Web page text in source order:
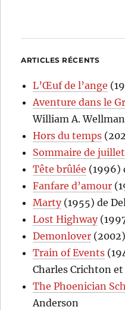
ARTICLES RÉCENTS
L’Œuf de l’ange
Aventure dans le
William A. Wellman
Hors du temps
Sommaire de
Tête brûlée (1996)
Fanfare d’amour
Marty(1955) de
Lost Highway
Demonlover
Train of Events
Charles Crichton
The Phoenician
Anderson